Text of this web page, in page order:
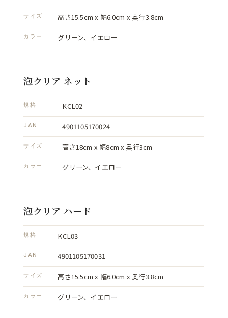
サイズ 高さ15.5cm x 幅6.0cm x 奥行3.8cm
カラー グリーン、イエロー
泡クリア ネット
規格 KCL02
JAN 4901105170024
サイズ 高さ18cm x 幅8cm x 奥行3cm
カラー グリーン、イエロー
泡クリア ハード
規格 KCL03
JAN 4901105170031
サイズ 高さ15.5cm x 幅6.0cm x 奥行3.8cm
カラー グリーン、イエロー